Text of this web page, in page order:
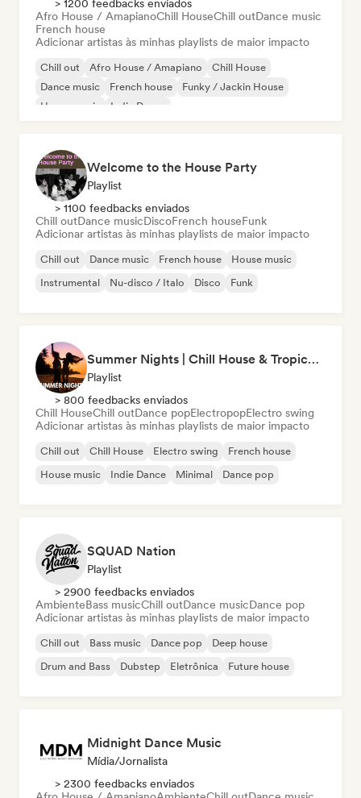
> 1200 feedbacks enviados
Afro House / AmapianoChill HouseChill outDance music
French house
Adicionar artistas às minhas playlists de maior impacto
Chill out Afro House / Amapiano
Chill House
Dance music
French house
Funky / Jackin House
House music
Indie Dance
Welcome to the House Party
Playlist
> 1100 feedbacks enviados
Chill outDance musicDiscoFrench houseFunk
Adicionar artistas às minhas playlists de maior impacto
Chill out Dance music French house
House music
Instrumental
Nu-disco / Italo Disco Funk
Summer Nights | Chill House & Tropical Beats
Playlist
> 800 feedbacks enviados
Chill HouseChill outDance popElectropopElectro swing
Adicionar artistas às minhas playlists de maior impacto
Chill out Chill House Electro swing
French house
House music
Indie Dance Minimal Dance pop
SQUAD Nation
Playlist
> 2900 feedbacks enviados
AmbienteBass musicChill outDance musicDance pop
Adicionar artistas às minhas playlists de maior impacto
Chill out Bass music Dance pop
Deep house
Drum and Bass
Dubstep Eletrônica Future house
Midnight Dance Music
Mídia/Jornalista
> 2300 feedbacks enviados